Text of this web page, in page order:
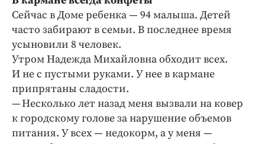
Сейчас в Доме ребенка — 94 малыша. Детей
часто забирают в семьи. В последнее время
усыновили 8 человек.
Утром Надежда Михайловна обходит всех.
И не с пустыми руками. У нее в кармане
припрятаны сладости.
— Несколько лет назад меня вызвали на ковер
к городскому голове за нарушение объемов
питания. У всех — недокорм, а у меня —